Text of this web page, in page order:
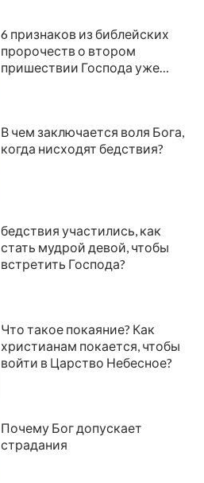
6 признаков из библейских
пророчеств о втором
пришествии Господа уже
В чем заключается воля Бога,
когда нисходят бедствия?
бедствия участились, как
стать мудрой девой, чтобы
встретить Господа?
Что такое покаяние? Как
христианам покается, чтобы
войти в Царство Небесное?
Почему Бог допускает
страдания